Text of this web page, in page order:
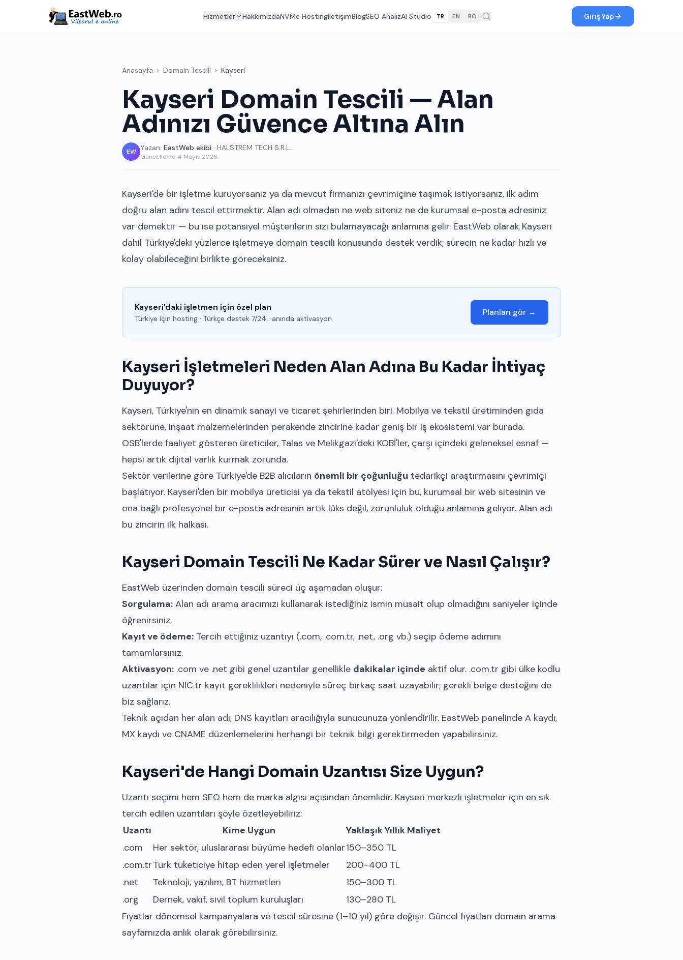
Hizmetler HakkımızdaNVMe HostingİletişimBlogSEO AnalizAI Studio TR EN RO Giriş Yap
Anasayfa › Domain Tescili › Kayseri
Kayseri Domain Tescili — Alan
Adınızı Güvence Altına Alın
EW Yazan: EastWeb ekibi · HALSTREM TECH S.R.L.
Güncelleme:4 Mayıs 2026
Kayseri'de bir işletme kuruyorsanız ya da mevcut firmanızı çevrimiçine taşımak istiyorsanız, ilk adım
doğru alan adını tescil ettirmektir. Alan adı olmadan ne web siteniz ne de kurumsal e-posta adresiniz
var demektir — bu ise potansiyel müşterilerin sizi bulamayacağı anlamına gelir. EastWeb olarak Kayseri
dahil Türkiye'deki yüzlerce işletmeye domain tescili konusunda destek verdik; sürecin ne kadar hızlı ve
kolay olabileceğini birlikte göreceksiniz.
Kayseri'daki işletmen için özel plan
Türkiye için hosting · Türkçe destek 7/24 · anında aktivasyon
Planları gör →
Kayseri İşletmeleri Neden Alan Adına Bu Kadar İhtiyaç
Duyuyor?
Kayseri, Türkiye'nin en dinamik sanayi ve ticaret şehirlerinden biri. Mobilya ve tekstil üretiminden gıda
sektörüne, inşaat malzemelerinden perakende zincirine kadar geniş bir iş ekosistemi var burada.
OSB'lerde faaliyet gösteren üreticiler, Talas ve Melikgazi'deki KOBİ'ler, çarşı içindeki geleneksel esnaf —
hepsi artık dijital varlık kurmak zorunda.
Sektör verilerine göre Türkiye'de B2B alıcıların önemli bir çoğunluğu tedarikçi araştırmasını çevrimiçi
başlatıyor. Kayseri'den bir mobilya üreticisi ya da tekstil atölyesi için bu, kurumsal bir web sitesinin ve
ona bağlı profesyonel bir e-posta adresinin artık lüks değil, zorunluluk olduğu anlamına geliyor. Alan adı
bu zincirin ilk halkası.
Kayseri Domain Tescili Ne Kadar Sürer ve Nasıl Çalışır?
EastWeb üzerinden domain tescili süreci üç aşamadan oluşur:
Sorgulama: Alan adı arama aracımızı kullanarak istediğiniz ismin müsait olup olmadığını saniyeler içinde
öğrenirsiniz.
Kayıt ve ödeme: Tercih ettiğiniz uzantıyı (.com, .com.tr, .net, .org vb.) seçip ödeme adımını
tamamlarsınız.
Aktivasyon: .com ve .net gibi genel uzantılar genellikle dakikalar içinde aktif olur. .com.tr gibi ülke kodlu
uzantılar için NIC.tr kayıt gereklilikleri nedeniyle süreç birkaç saat uzayabilir; gerekli belge desteğini de
biz sağlarız.
Teknik açıdan her alan adı, DNS kayıtları aracılığıyla sunucunuza yönlendirilir. EastWeb panelinde A kaydı,
MX kaydı ve CNAME düzenlemelerini herhangi bir teknik bilgi gerektirmeden yapabilirsiniz.
Kayseri'de Hangi Domain Uzantısı Size Uygun?
Uzantı seçimi hem SEO hem de marka algısı açısından önemlidir. Kayseri merkezli işletmeler için en sık
tercih edilen uzantıları şöyle özetleyebiliriz:
Uzantı
Kime Uygun
Yaklaşık Yıllık Maliyet
.com
Her sektör, uluslararası büyüme hedefi olanlar150–350 TL
.com.trTürk tüketiciye hitap eden yerel işletmeler
200–400 TL
.net
Teknoloji, yazılım, BT hizmetleri
150–300 TL
.org
Dernek, vakıf, sivil toplum kuruluşları
130–280 TL
Fiyatlar dönemsel kampanyalara ve tescil süresine (1–10 yıl) göre değişir. Güncel fiyatları domain arama
sayfamızda anlık olarak görebilirsiniz.